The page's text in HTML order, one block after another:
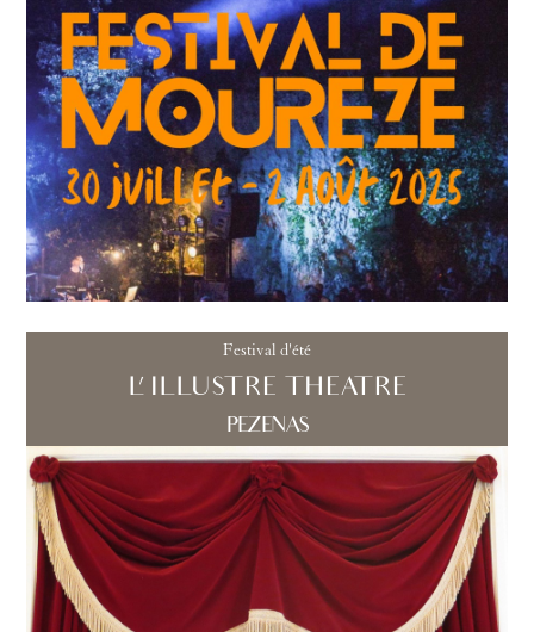
Festival d'été
L'ILLUSTRE THEATRE
PEZENAS